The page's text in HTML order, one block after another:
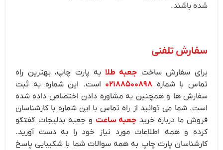
شده باشند.
سفارش تلفنی
برای سفارش ساخت جعبه طلا به پارت چاپ، بهترین راه
تماس با شماره۰۲۱۸۸۵۰۰۸۹۸ است. این شماره به ثبت
سفارش ها و همچنین به مشاوره دادن اختصاص داده شده
است. شما می توانید از راه تماس با این شماره با کارشناسان
فروش ما درباره خرید جعبه ساعت و جعبه بدلیجات گفتگو
کرده و همه اطلاعات مورد نیاز خود را به دست آورید.
کارشناسان پارت چاپ به همه سوالات شما با شکیبایی پاسخ